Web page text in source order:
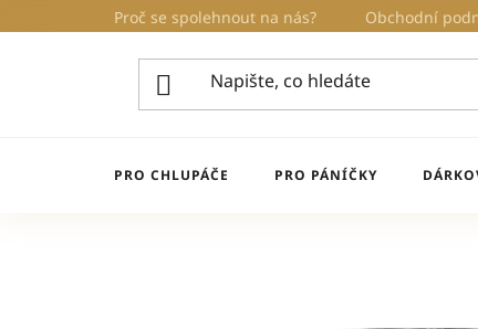
na
Proč se spolehnout na nás? Obchodní
PRO CHLUPÁČE PRO PÁNÍČKY